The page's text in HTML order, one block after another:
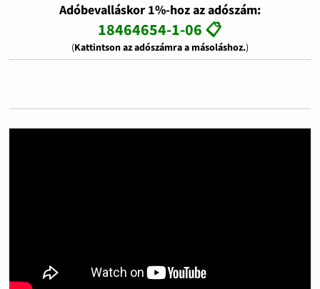
Adóbevalláskor 1%-hoz az adószám:
18464654-1-06 📋
(Kattintson az adószámra a másoláshoz.)